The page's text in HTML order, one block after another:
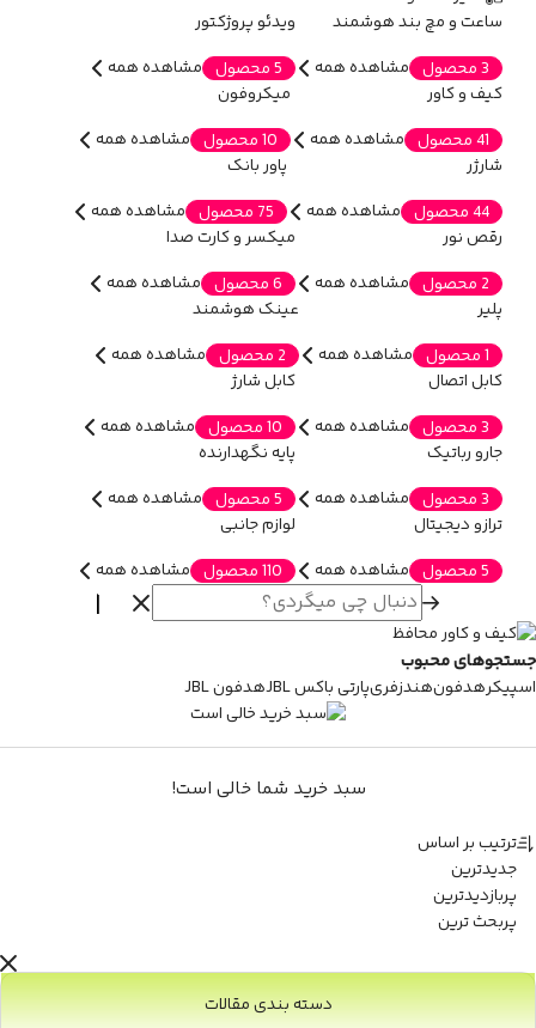
ساعت و مچ بند هوشمند
3 محصول
مشاهده همه
ویدئو پروژکتور
5 محصول
مشاهده همه
کیف و کاور
41 محصول
مشاهده همه
میکروفون
10 محصول
مشاهده همه
شارژر
44 محصول
مشاهده همه
پاور بانک
75 محصول
مشاهده همه
رقص نور
2 محصول
مشاهده همه
میکسر و کارت صدا
6 محصول
مشاهده همه
پلیر
1 محصول
مشاهده همه
عینک هوشمند
2 محصول
مشاهده همه
کابل اتصال
3 محصول
مشاهده همه
کابل شارژ
10 محصول
مشاهده همه
جارو رباتیک
3 محصول
مشاهده همه
پایه نگهدارنده
5 محصول
مشاهده همه
ترازو دیجیتال
5 محصول
مشاهده همه
لوازم جانبی
110 محصول
مشاهده همه
جستجوهای محبوب
اسپیکرهدفونهندزفریپارتی باکس JBL هدفون JBL
سبد خرید شما خالی است!
ترتیب بر اساس
جدیدترین
پربازدیدترین
پربحث ترین
دسته بندی مقالات